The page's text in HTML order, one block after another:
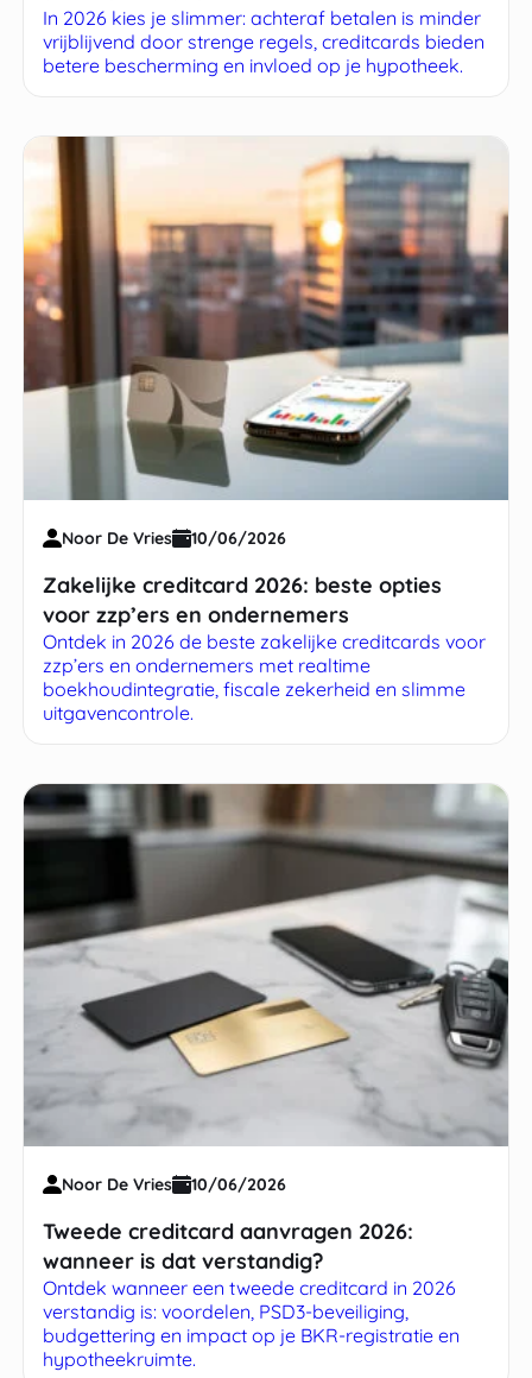
In 2026 kies je slimmer: achteraf betalen is minder
vrijblijvend door strenge regels, creditcards bieden
betere bescherming en invloed op je hypotheek.
Noor De Vries 10/06/2026
Zakelijke creditcard 2026: beste opties
voor zzp’ers en ondernemers
Ontdek in 2026 de beste zakelijke creditcards voor
zzp’ers en ondernemers met realtime
boekhoudintegratie, fiscale zekerheid en slimme
uitgavencontrole.
Noor De Vries 10/06/2026
Tweede creditcard aanvragen 2026:
wanneer is dat verstandig?
Ontdek wanneer een tweede creditcard in 2026
verstandig is: voordelen, PSD3-beveiliging,
budgettering en impact op je BKR-registratie en
hypotheekruimte.